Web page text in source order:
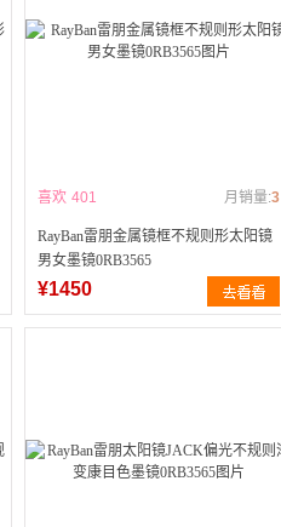
喜欢 401 月销量:3
RayBan雷朋金属镜框不规则形太阳镜
男女墨镜0RB3565
¥1450